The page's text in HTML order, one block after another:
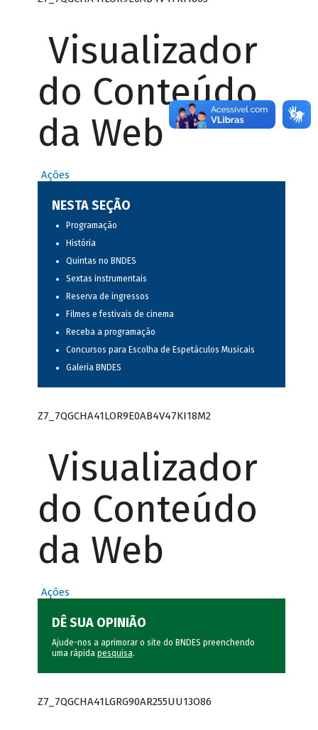
Visualizador
do Conteúdo
da Web
Ações
NESTA SEÇÃO
Programação
História
Quintas no BNDES
Sextas instrumentais
Reserva de ingressos
Filmes e festivais de cinema
Receba a programação
Concursos para Escolha de Espetáculos Musicais
Galeria BNDES
Z7_7QGCHA41LOR9E0AB4V47KI18M2
Visualizador
do Conteúdo
da Web
Ações
DÊ SUA OPINIÃO
Ajude-nos a aprimorar o site do BNDES preenchendo
uma rápida pesquisa.
Z7_7QGCHA41LGRG90AR255UU13O86